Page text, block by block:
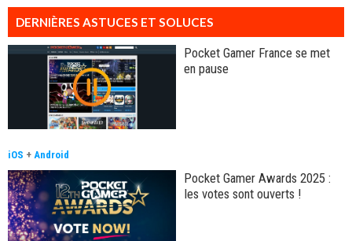
DERNIÈRES ASTUCES ET SOLUCES
Pocket Gamer France se met
en pause
iOS + Android
Pocket Gamer Awards 2025 :
les votes sont ouverts !